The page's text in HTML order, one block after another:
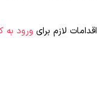
لازم برایورود به